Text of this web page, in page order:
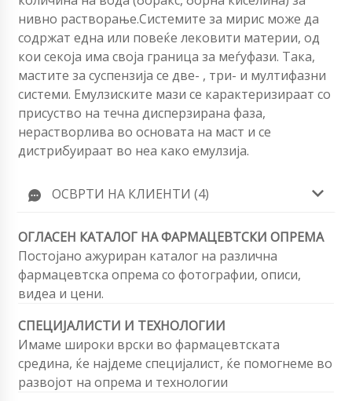
нивно растворање.Системите за мирис може да
содржат една или повеќе лековити материи, од
кои секоја има своја граница за меѓуфази. Така,
мастите за суспензија се две- , три- и мултифазни
системи. Емулзиските мази се карактеризираат со
присуство на течна дисперзирана фаза,
нерастворлива во основата на маст и се
дистрибуираат во неа како емулзија.
ОСВРТИ НА КЛИЕНТИ (4)
ОГЛАСЕН КАТАЛОГ НА ФАРМАЦЕВТСКИ ОПРЕМА
Постојано ажуриран каталог на различна
фармацевтска опрема со фотографии, описи,
видеа и цени.
СПЕЦИЈАЛИСТИ И ТЕХНОЛОГИИ
Имаме широки врски во фармацевтската
средина, ќе најдеме специјалист, ќе помогнеме во
развојот на опрема и технологии